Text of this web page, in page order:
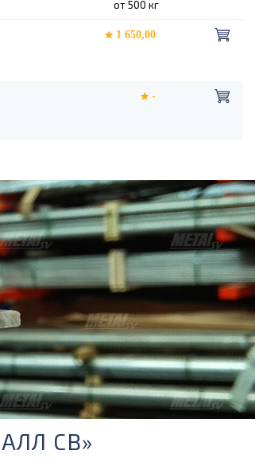
от 500 кг
1 650,00
-
СВ»